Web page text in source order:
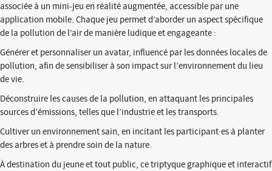
associée à un mini-jeu en réalité augmentée, accessible par une
application mobile. Chaque jeu permet d’aborder un aspect spécifique
de la pollution de l’air de manière ludique et engageante :
Générer et personnaliser un avatar, influencé par les données locales de
pollution, afin de sensibiliser à son impact sur l’environnement du lieu
de vie.
Déconstruire les causes de la pollution, en attaquant les principales
sources d’émissions, telles que l’industrie et les transports.
Cultiver un environnement sain, en incitant les participant·es à planter
des arbres et à prendre soin de la nature.
À destination du jeune et tout public, ce triptyque graphique et interactif